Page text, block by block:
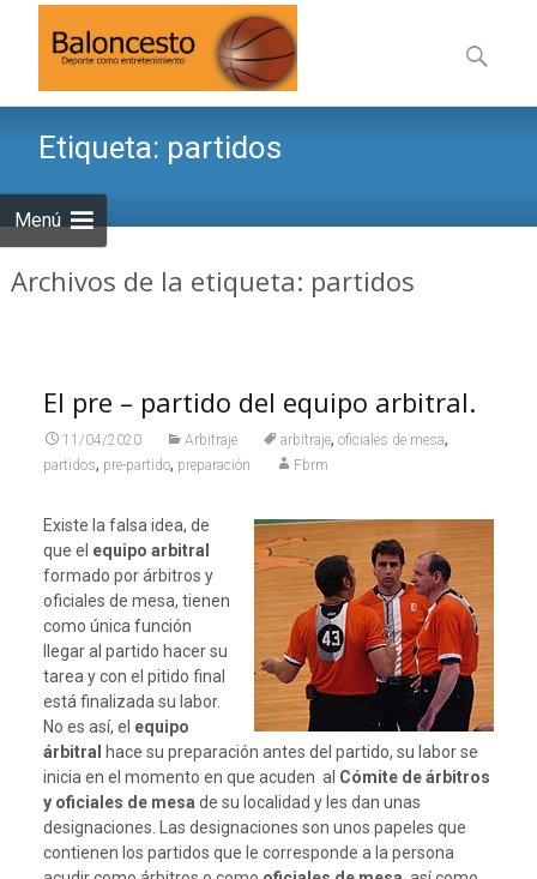
Menú
alBuscar:
Etiqueta: partidos
Archivos de la etiqueta: partidos
El pre – partido del equipo arbitral.
11/04/2020 Arbitraje arbitraje, oficiales de mesa,
partidos, pre-partido, preparación Fbrm
Existe la falsa idea, de
que el equipo arbitral
formado por árbitros y
oficiales de mesa, tienen
como única función
llegar al partido hacer su
tarea y con el pitido final
está finalizada su labor.
No es así, el equipo
árbitral
hace su preparación antes del partido, su labor se
inicia en el momento en que acuden al Cómite de árbitros
y oficiales de mesa de su localidad y les dan unas
designaciones. Las designaciones son unos papeles que
contienen los partidos que le corresponde a la persona